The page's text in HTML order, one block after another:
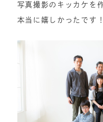
写真撮影のキッカケを
本当に嬉しかったです！